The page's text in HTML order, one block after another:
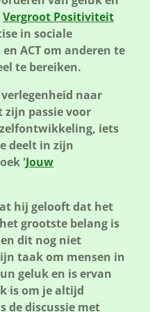
Vergroot Positiviteit
in sociale
ACT om anderen te
te bereiken.
naar
passie voor
iets
deelt in zijn
'Jouw
hij gelooft dat het
grootste belang is
dit nog niet
taak om mensen in
geluk en is ervan
is om je altijd
de discussie met